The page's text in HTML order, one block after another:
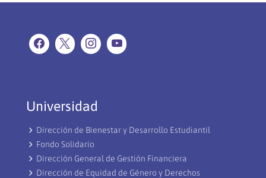
Universidad
Dirección de Bienestar y Desarrollo Estudiantil
Fondo Solidario
Dirección General de Gestión Financiera
Dirección de Equidad de Género y Derechos